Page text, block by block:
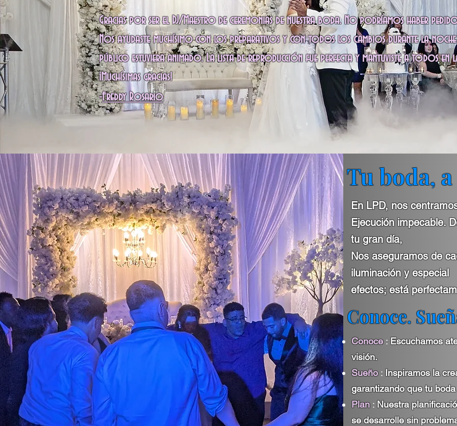
Gracias por ser el DJ/Maestro de ceremonias de nuestra boda. No podríamos haber
Nos ayudaste muchísimo con los preparativos y con todos los cambios durante la noche.
público estuviera animado. La lista de reproducción fue perfecta y mantuviste a todos
¡Muchísimas gracias!
-Freddy Rosario
Tu boda,
En LPD, nos
Ejecución impecable.
tu gran día,
Nos aseguramos de
iluminación y especial
efectos; está
Conoce.
Conoce: Escuchamos
visión.
Sueño: Inspiramos la
garantizando que tu
Plan:Nuestra
se desarrolle sin